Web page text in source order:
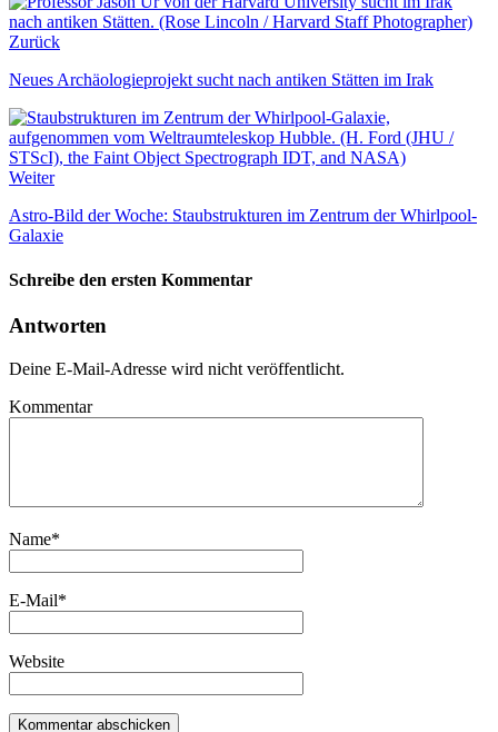
Zurück
Neues Archäologieprojekt sucht nach antiken Stätten im Irak
Weiter
Astro-Bild der Woche: Staubstrukturen im Zentrum der Whirlpool-
Galaxie
Schreibe den ersten Kommentar
Antworten
Deine E-Mail-Adresse wird nicht veröffentlicht.
Kommentar
Name*
E-Mail*
Website